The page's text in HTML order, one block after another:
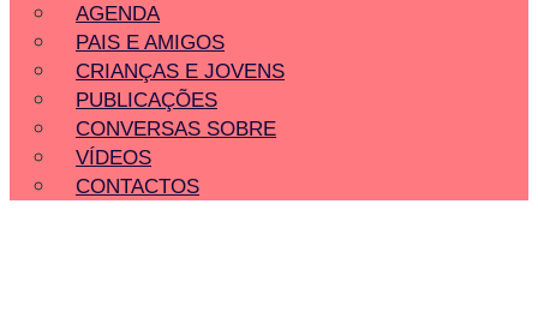
AGENDA
PAIS E AMIGOS
CRIANÇAS E JOVENS
PUBLICAÇÕES
CONVERSAS SOBRE
VÍDEOS
CONTACTOS